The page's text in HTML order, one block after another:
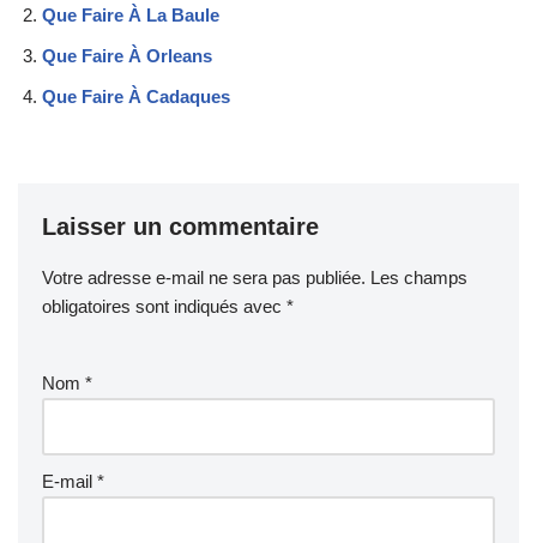
Que Faire À La Baule
Que Faire À Orleans
Que Faire À Cadaques
Laisser un commentaire
Votre adresse e-mail ne sera pas publiée. Les champs
obligatoires sont indiqués avec *
Nom *
E-mail *